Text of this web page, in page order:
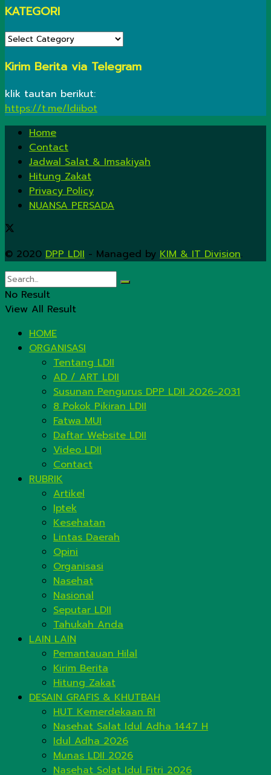
KATEGORI
KATEGORI
Kirim Berita via Telegram
klik tautan berikut:
https://t.me/ldiibot
Home
Contact
Jadwal Salat & Imsakiyah
Hitung Zakat
Privacy Policy
NUANSA PERSADA
© 2020 DPP LDII - Managed by KIM & IT Division.
No Result
View All Result
HOME
ORGANISASI
Tentang LDII
AD / ART LDII
Susunan Pengurus DPP LDII 2026-2031
8 Pokok Pikiran LDII
Fatwa MUI
Daftar Website LDII
Video LDII
Contact
RUBRIK
Artikel
Iptek
Kesehatan
Lintas Daerah
Opini
Organisasi
Nasehat
Nasional
Seputar LDII
Tahukah Anda
LAIN LAIN
Pemantauan Hilal
Kirim Berita
Hitung Zakat
DESAIN GRAFIS & KHUTBAH
HUT Kemerdekaan RI
Nasehat Salat Idul Adha 1447 H
Idul Adha 2026
Munas LDII 2026
Nasehat Solat Idul Fitri 2026